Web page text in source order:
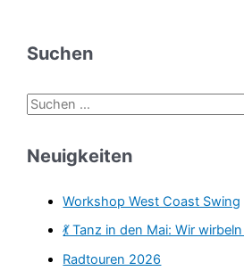
Suchen
S
c
Neuigkeiten
Workshop West Coast Swing
💃 Tanz in den Mai: Wir
Radtouren 2026